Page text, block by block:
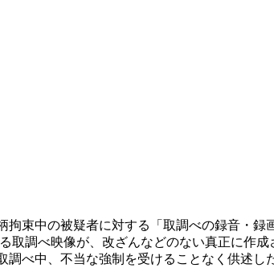
拘束中の被疑者に対する「取調べの録音・
調べ映像が、改ざんなどのない真正に作
べ中、不当な強制を受けることなく供述